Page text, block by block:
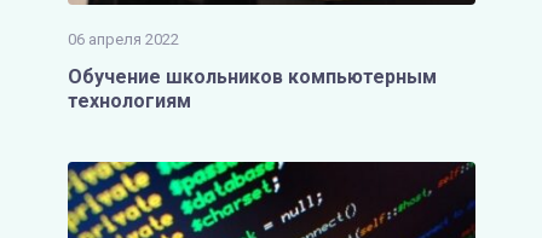
06 апреля 2022
Обучение школьников компьютерным
технологиям